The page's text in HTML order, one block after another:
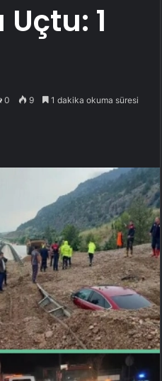
1
0 9 1 dakika okuma süresi